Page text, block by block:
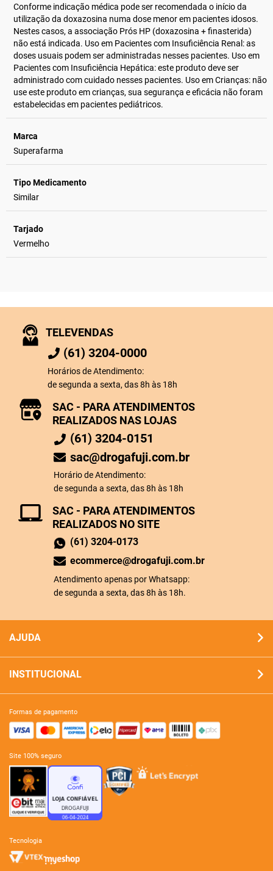
Conforme indicação médica pode ser recomendada o início da
utilização da doxazosina numa dose menor em pacientes idosos.
Nestes casos, a associação Prós HP (doxazosina + finasterida)
não está indicada. Uso em Pacientes com Insuficiência Renal: as
doses usuais podem ser administradas nesses pacientes. Uso em
Pacientes com Insuficiência Hepática: este produto deve ser
administrado com cuidado nesses pacientes. Uso em Crianças: não
use este produto em crianças, sua segurança e eficácia não foram
estabelecidas em pacientes pediátricos.
Marca
Superafarma
Tipo Medicamento
Similar
Tarjado
Vermelho
TELEVENDAS
(61) 3204-0000
Horários de Atendimento:
de segunda a sexta, das 8h às 18h
SAC - PARA ATENDIMENTOS
REALIZADOS NO SITE
(61) 3204-0173
ecommerce@drogafuji.com.br
Atendimento apenas por Whatsapp:
de segunda a sexta, das 8h às 18h.
SAC - PARA ATENDIMENTOS
REALIZADOS NAS LOJAS
(61) 3204-0151
sac@drogafuji.com.br
Horário de Atendimento:
de segunda a sexta, das 8h às 18h
AJUDA
INSTITUCIONAL
formas de pagamento
site 100% seguro
tecnologia